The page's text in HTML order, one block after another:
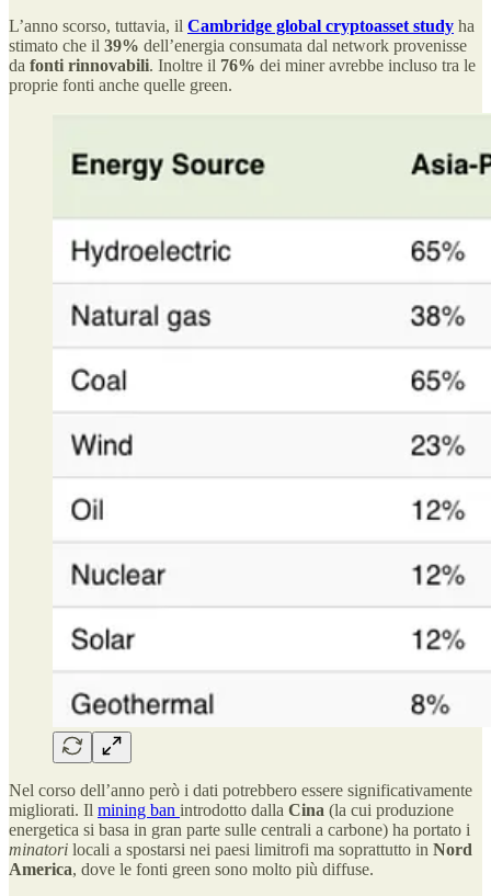
L’anno scorso, tuttavia, il Cambridge global cryptoasset study ha
stimato che il 39% dell’energia consumata dal network provenisse
da fonti rinnovabili. Inoltre il 76% dei miner avrebbe incluso tra le
proprie fonti anche quelle green.
Nel corso dell’anno però i dati potrebbero essere significativamente
migliorati. Il mining ban introdotto dalla Cina (la cui produzione
energetica si basa in gran parte sulle centrali a carbone) ha portato i
minatori locali a spostarsi nei paesi limitrofi ma soprattutto in Nord
America, dove le fonti green sono molto più diffuse.